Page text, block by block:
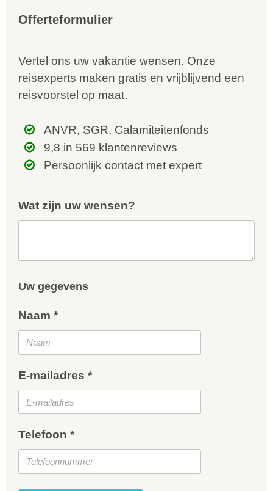
Offerteformulier
Vertel ons uw vakantie wensen. Onze
reisexperts maken gratis en vrijblijvend een
reisvoorstel op maat.
ANVR, SGR, Calamiteitenfonds
9,8 in 569 klantenreviews
Persoonlijk contact met expert
Wat zijn uw wensen?
Uw gegevens
Naam *
E-mailadres *
Telefoon *